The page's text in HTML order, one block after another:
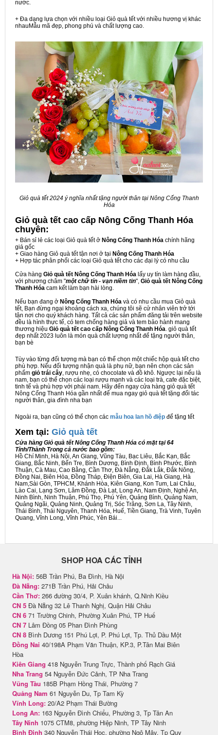
nước.
+ Đa dạng lựa chọn với nhiều loại Giỏ quà tết với nhiều hương vị khác
nhauMẫu mã đẹp, phong phú và chất lượng cao.
Giỏ quà tết 2024 ý nghĩa nhất tặng người thân tại Nông Cống Thanh
Hóa
Giỏ quà tết cao cấp Nông Cống Thanh Hóa
chuyên:
+ Bán sỉ lẻ các loại Giỏ quà tết ở Nông Cống Thanh Hóa chính hãng
giá gốc
+ Giao hàng Giỏ quà tết tận nơi ở tại Nông Cống Thanh Hóa
+ Hợp tác phân phối các loại Giỏ quà tết cho các đại lý có nhu cầu
Cửa hàng Giỏ quà tết Nông Cống Thanh Hóa lấy uy tín làm hàng đầu,
với phương châm "một chữ tín - vạn niềm tin", Giỏ quà tết Nông Cống
Thanh Hóa cam kết làm bạn hài lòng.
Nếu bạn đang ở Nông Cống Thanh Hóa và có nhu cầu mua Giỏ quà
tết, Bạn đừng ngại khoảng cách xa, chúng tôi sẽ cử nhân viên trở tới
tận nơi cho quý khách hàng. Tất cả các sản phẩm đăng tải trên website
đều là hình thực tế, có tem chống hàng giả và tem bảo hành mang
thương hiệu Giỏ quà tết cao cấp Nông Cống Thanh Hóa. giỏ quà tết
đẹp nhất 2023 luôn là món quà chất lượng nhất để tặng người thân,
bạn bè
Tùy vào từng đối tượng mà bạn có thể chọn một chiếc hộp quà tết cho
phù hợp. Nếu đối tượng nhận quà là phụ nữ, bạn nên chọn các sản
phẩm giỏ trái cây, rượu nhẹ, có chocolate và đồ khô. Ngược lại nếu là
nam, bạn có thể chọn các loại rượu mạnh và các loại trà, cafe đặc biệt,
tinh tế và phù hợp với phái nam. Hãy đến ngay cửa hàng giỏ quà tết
Nông Cống Thanh Hóa gần nhất để mua ngay giỏ quà tết tặng đối tác
người thân, gia đình nha bạn
Ngoài ra, bạn cũng có thể chọn các mẫu hoa lan hồ điệp để tặng tết
Xem tại: Giỏ quà tết
Cửa hàng Giỏ quà tết Nông Cống Thanh Hóa có mặt tại 64
Tỉnh/Thành Trong cả nước bao gồm:
Hồ Chí Minh, Hà Nội, An Giang, Vũng Tàu, Bạc Liêu, Bắc Kạn, Bắc
Giang, Bắc Ninh, Bến Tre, Bình Dương, Bình Định, Bình Phước, Bình
Thuận, Cà Mau, Cao Bằng, Cần Thơ, Đà Nẵng, Đắk Lắk, Đắk Nông,
Đồng Nai, Biên Hòa, Đồng Tháp, Điện Biên, Gia Lai, Hà Giang, Hà
Nam,Sài Gòn, TPHCM, Khánh Hòa, Kiên Giang, Kon Tum, Lai Châu,
Lào Cai, Lạng Sơn, Lâm Đồng, Đà Lạt, Long An, Nam Định, Nghệ An,
Ninh Bình, Ninh Thuận, Phú Thọ, Phú Yên, Quảng Bình, Quảng Nam,
Quảng Ngãi, Quảng Ninh, Quảng Trị, Sóc Trăng, Sơn La, Tây Ninh,
Thái Bình, Thái Nguyên, Thanh Hóa, Huế, Tiền Giang, Trà Vinh, Tuyên
Quang, Vĩnh Long, Vĩnh Phúc, Yên Bái...
SHOP HOA CÁC TỈNH
Hà Nội: 56B Trần Phú, Ba Đình, Hà Nội
Đà Nẵng: 271B Trần Phú, Hải Châu
Cần Thơ: 266 đường 30/4, P. Xuân khánh, Q.Ninh Kiều
CN 5 Đà Nẵng 32 Lê Thanh Nghị, Quận Hải Châu
CN 6 71 Trường Chinh, Phường Xuân Phú, TP Huế
CN 7 Lâm Đồng 05 Phan Đình Phùng
CN 8 Bình Dương 151 Phú Lợi, P. Phú Lợi, Tp. Thủ Dầu Một
Đồng Nai 40/198A Phạm Văn Thuận, KP.3, P.Tân Mai Biên
Hòa
Kiên Giang 418 Nguyễn Trung Trực, Thành phố Rạch Giá
Nha Trang 54 Nguyễn Đức Cảnh, TP Nha Trang
Vũng Tàu 185B Phạm Hồng Thái, Phường 7
Quảng Nam 61 Nguyễn Du, Tp Tam Kỳ
Vĩnh Long: 20/A2 Phạm Thái Bường
Long An: 163 Nguyễn Đình Chiểu, Phường 3, Tp Tân An
Tây Ninh 1075 CTM8, phường Hiệp Ninh, TP Tây Ninh
Bình Định 340 Nguyễn Thái Học, phường Ngô Mây, Tp Quy